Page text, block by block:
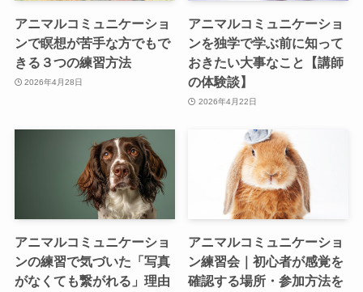
アニマルコミュニケーショ
ンで瞑想が苦手な方でもで
きる３つの練習方法
2026年4月28日
アニマルコミュニケーショ
ンを独学で学ぶ前に知って
おきたい大事なこと【講師
の体験談】
2026年4月22日
アニマルコミュニケーショ
ンの練習で気づいた「写真
がなくても繋がれる」理由
アニマルコミュニケーショ
ン練習会｜初心者が感覚を
確認する場所・参加方法を